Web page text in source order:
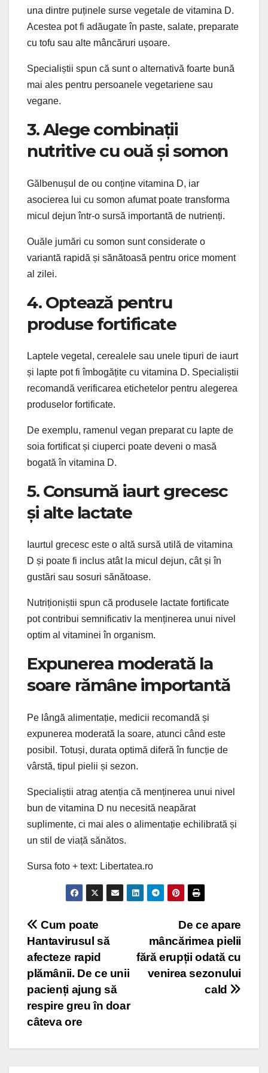
una dintre puținele surse vegetale de vitamina D.
Acestea pot fi adăugate în paste, salate, preparate
cu tofu sau alte mâncăruri ușoare.
Specialiștii spun că sunt o alternativă foarte bună
mai ales pentru persoanele vegetariene sau
vegane.
3. Alege combinații
nutritive cu ouă și somon
Gălbenușul de ou conține vitamina D, iar
asocierea lui cu somon afumat poate transforma
micul dejun într-o sursă importantă de nutrienți.
Ouăle jumări cu somon sunt considerate o
variantă rapidă și sănătoasă pentru orice moment
al zilei.
4. Optează pentru
produse fortificate
Laptele vegetal, cerealele sau unele tipuri de iaurt
și lapte pot fi îmbogățite cu vitamina D. Specialiștii
recomandă verificarea etichetelor pentru alegerea
produselor fortificate.
De exemplu, ramenul vegan preparat cu lapte de
soia fortificat și ciuperci poate deveni o masă
bogată în vitamina D.
5. Consumă iaurt grecesc
și alte lactate
Iaurtul grecesc este o altă sursă utilă de vitamina
D și poate fi inclus atât la micul dejun, cât și în
gustări sau sosuri sănătoase.
Nutriționiștii spun că produsele lactate fortificate
pot contribui semnificativ la menținerea unui nivel
optim al vitaminei în organism.
Expunerea moderată la
soare rămâne importantă
Pe lângă alimentație, medicii recomandă și
expunerea moderată la soare, atunci când este
posibil. Totuși, durata optimă diferă în funcție de
vârstă, tipul pielii și sezon.
Specialiștii atrag atenția că menținerea unui nivel
bun de vitamina D nu necesită neapărat
suplimente, ci mai ales o alimentație echilibrată și
un stil de viață sănătos.
Sursa foto + text: Libertatea.ro
Navigare
în
articole
De ce apare
mâncărimea pielii
fără erupții odată cu
venirea sezonului
cald
Cum poate
Hantavirusul să
afecteze rapid
plămânii. De ce unii
pacienți ajung să
respire greu în doar
câteva ore